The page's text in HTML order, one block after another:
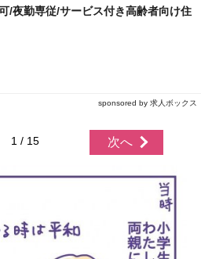
/夜勤専従/サービス付き高齢者向け住
sponsored by 求人ボックス
1 / 15 次へ